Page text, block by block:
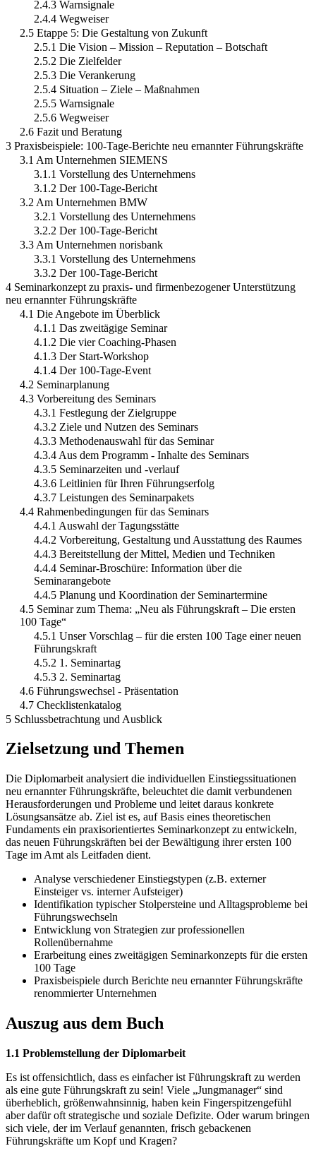
2.4.3 Warnsignale
2.4.4 Wegweiser
2.5 Etappe 5: Die Gestaltung von Zukunft
2.5.1 Die Vision – Mission – Reputation – Botschaft
2.5.2 Die Zielfelder
2.5.3 Die Verankerung
2.5.4 Situation – Ziele – Maßnahmen
2.5.5 Warnsignale
2.5.6 Wegweiser
2.6 Fazit und Beratung
3 Praxisbeispiele: 100-Tage-Berichte neu ernannter Führungskräfte
3.1 Am Unternehmen SIEMENS
3.1.1 Vorstellung des Unternehmens
3.1.2 Der 100-Tage-Bericht
3.2 Am Unternehmen BMW
3.2.1 Vorstellung des Unternehmens
3.2.2 Der 100-Tage-Bericht
3.3 Am Unternehmen norisbank
3.3.1 Vorstellung des Unternehmens
3.3.2 Der 100-Tage-Bericht
4 Seminarkonzept zu praxis- und firmenbezogener Unterstützung
neu ernannter Führungskräfte
4.1 Die Angebote im Überblick
4.1.1 Das zweitägige Seminar
4.1.2 Die vier Coaching-Phasen
4.1.3 Der Start-Workshop
4.1.4 Der 100-Tage-Event
4.2 Seminarplanung
4.3 Vorbereitung des Seminars
4.3.1 Festlegung der Zielgruppe
4.3.2 Ziele und Nutzen des Seminars
4.3.3 Methodenauswahl für das Seminar
4.3.4 Aus dem Programm - Inhalte des Seminars
4.3.5 Seminarzeiten und -verlauf
4.3.6 Leitlinien für Ihren Führungserfolg
4.3.7 Leistungen des Seminarpakets
4.4 Rahmenbedingungen für das Seminars
4.4.1 Auswahl der Tagungsstätte
4.4.2 Vorbereitung, Gestaltung und Ausstattung des Raumes
4.4.3 Bereitstellung der Mittel, Medien und Techniken
4.4.4 Seminar-Broschüre: Information über die
Seminarangebote
4.4.5 Planung und Koordination der Seminartermine
4.5 Seminar zum Thema: „Neu als Führungskraft – Die ersten
100 Tage“
4.5.1 Unser Vorschlag – für die ersten 100 Tage einer neuen
Führungskraft
4.5.2 1. Seminartag
4.5.3 2. Seminartag
4.6 Führungswechsel - Präsentation
4.7 Checklistenkatalog
5 Schlussbetrachtung und Ausblick
Zielsetzung und Themen
Die Diplomarbeit analysiert die individuellen Einstiegssituationen
neu ernannter Führungskräfte, beleuchtet die damit verbundenen
Herausforderungen und Probleme und leitet daraus konkrete
Lösungsansätze ab. Ziel ist es, auf Basis eines theoretischen
Fundaments ein praxisorientiertes Seminarkonzept zu entwickeln,
das neuen Führungskräften bei der Bewältigung ihrer ersten 100
Tage im Amt als Leitfaden dient.
Analyse verschiedener Einstiegstypen (z.B. externer
Einsteiger vs. interner Aufsteiger)
Identifikation typischer Stolpersteine und Alltagsprobleme bei
Führungswechseln
Entwicklung von Strategien zur professionellen
Rollenübernahme
Erarbeitung eines zweitägigen Seminarkonzepts für die ersten
100 Tage
Praxisbeispiele durch Berichte neu ernannter Führungskräfte
renommierter Unternehmen
Auszug aus dem Buch
1.1 Problemstellung der Diplomarbeit
Es ist offensichtlich, dass es einfacher ist Führungskraft zu werden
als eine gute Führungskraft zu sein! Viele „Jungmanager“ sind
überheblich, größenwahnsinnig, haben kein Fingerspitzengefühl
aber dafür oft strategische und soziale Defizite. Oder warum bringen
sich viele, der im Verlauf genannten, frisch gebackenen
Führungskräfte um Kopf und Kragen?